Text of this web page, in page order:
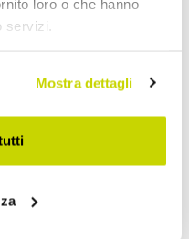
loro o che hanno
Mostra dettagli
H 74 con Piano in Marmo
Nero Marquinia Made in
Italy - Scarlet